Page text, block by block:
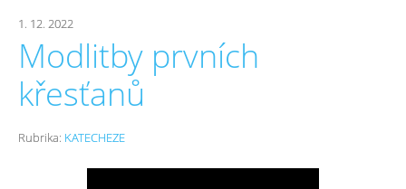
1. 12. 2022
Modlitby prvních
křesťanů
Rubrika: KATECHEZE